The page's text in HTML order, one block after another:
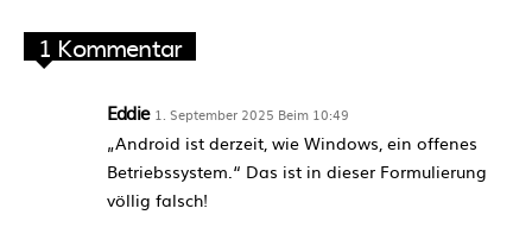
1 Kommentar
Eddie 1. September 2025 Beim 10:49
„Android ist derzeit, wie Windows, ein offenes
Betriebssystem.“ Das ist in dieser Formulierung
völlig falsch!